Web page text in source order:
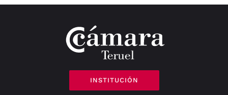
INSTITUCIÓN